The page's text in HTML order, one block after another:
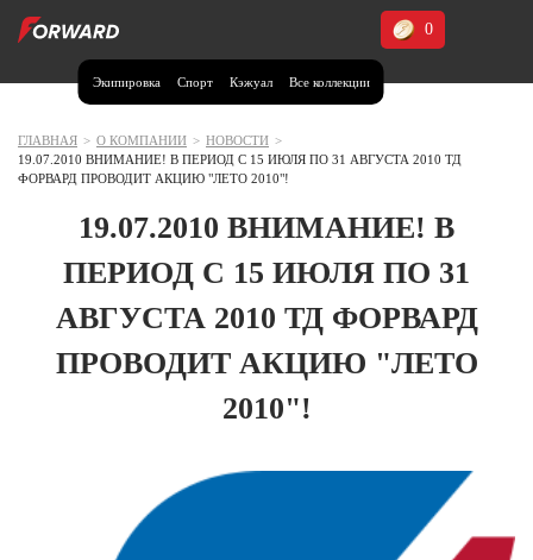
Экипировка Спорт Кэжуал Все коллекции
0
Москва и МО
Волгоградская область (1)
Кемеровская область (2)
Нижегородская область (1)
Новосибирская область (3)
ГЛАВНАЯ > О КОМПАНИИ > НОВОСТИ >
19.07.2010 ВНИМАНИЕ! В ПЕРИОД С 15 ИЮЛЯ ПО 31 АВГУСТА 2010 ТД
ФОРВАРД ПРОВОДИТ АКЦИЮ "ЛЕТО 2010"!
19.07.2010 ВНИМАНИЕ! В
ПЕРИОД С 15 ИЮЛЯ ПО 31
АВГУСТА 2010 ТД ФОРВАРД
ПРОВОДИТ АКЦИЮ "ЛЕТО
2010"!